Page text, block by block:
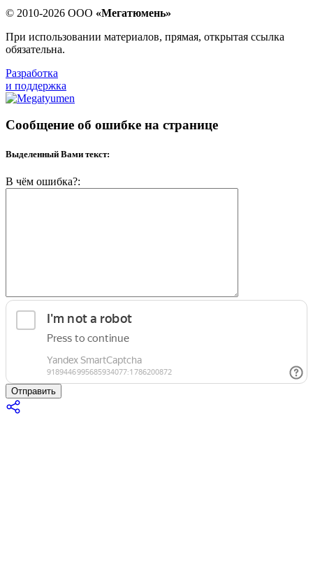
© 2010-2026 ООО «Мегатюмень»
При использовании материалов, прямая, открытая ссылка
обязательна.
Разработка
и поддержка
Сообщение об ошибке на странице
Выделенный Вами текст:
В чём ошибка?:
Отправить